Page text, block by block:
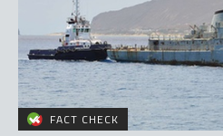
FACT CHECK